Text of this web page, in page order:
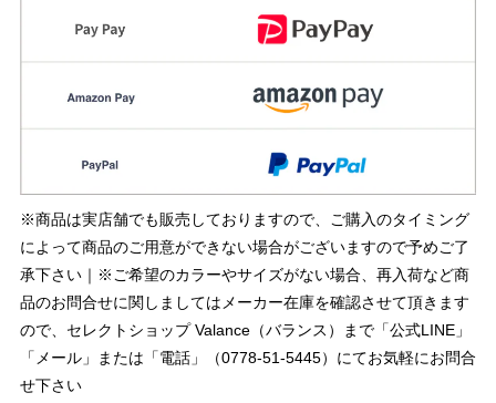
※商品は実店舗でも販売しておりますので、ご購入のタイミング
によって商品のご用意ができない場合がございますので予めご了
承下さい｜※ご希望のカラーやサイズがない場合、再入荷など商
品のお問合せに関しましてはメーカー在庫を確認させて頂きます
ので、セレクトショップ Valance（バランス）まで「公式LINE」
「メール」または「電話」（0778-51-5445）にてお気軽にお問合
せ下さい